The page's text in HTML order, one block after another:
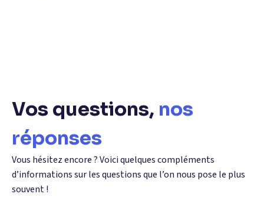
Vos questions, nos
réponses
Vous hésitez encore ? Voici quelques compléments
d’informations sur les questions que l’on nous pose le plus
souvent !